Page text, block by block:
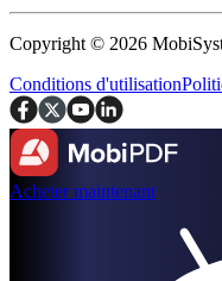
Copyright © 2026
Conditions d'utilisation
Acheter maintenant